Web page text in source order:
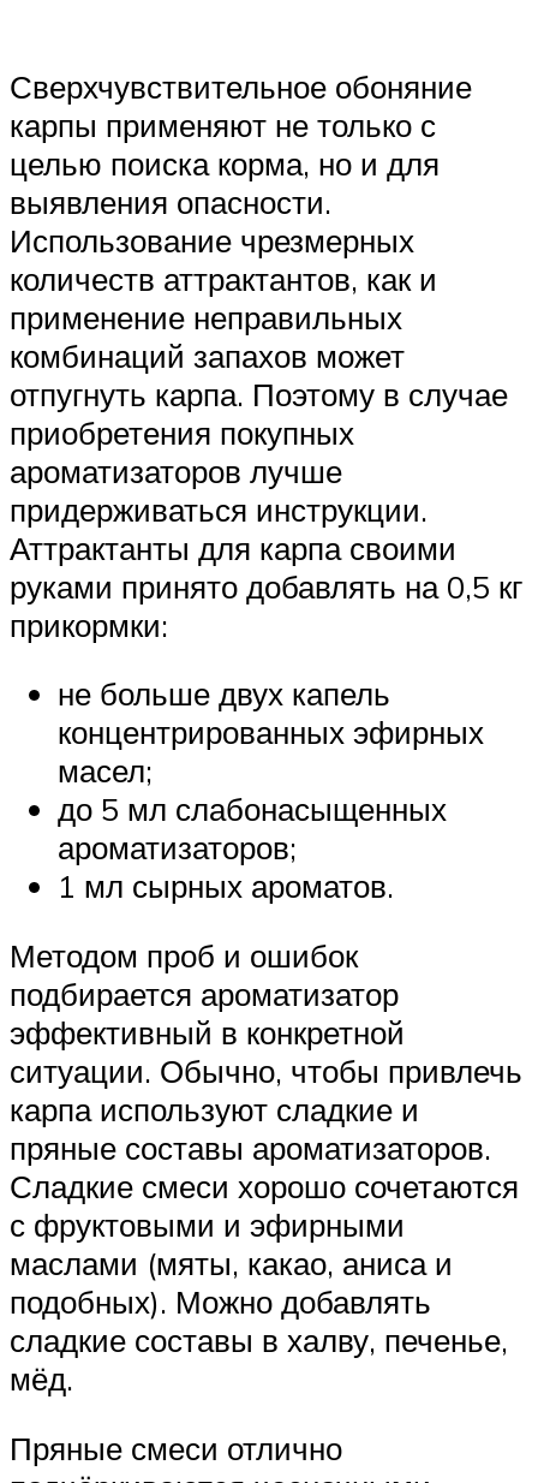
Сверхчувствительное обоняние
карпы применяют не только с
целью поиска корма, но и для
выявления опасности.
Использование чрезмерных
количеств аттрактантов, как и
применение неправильных
комбинаций запахов может
отпугнуть карпа. Поэтому в случае
приобретения покупных
ароматизаторов лучше
придерживаться инструкции.
Аттрактанты для карпа своими
руками принято добавлять на 0,5 кг
прикормки:
не больше двух капель
концентрированных эфирных
масел;
до 5 мл слабонасыщенных
ароматизаторов;
1 мл сырных ароматов.
Методом проб и ошибок
подбирается ароматизатор
эффективный в конкретной
ситуации. Обычно, чтобы привлечь
карпа используют сладкие и
пряные составы ароматизаторов.
Сладкие смеси хорошо сочетаются
с фруктовыми и эфирными
маслами (мяты, какао, аниса и
подобных). Можно добавлять
сладкие составы в халву, печенье,
мёд.
Пряные смеси отлично